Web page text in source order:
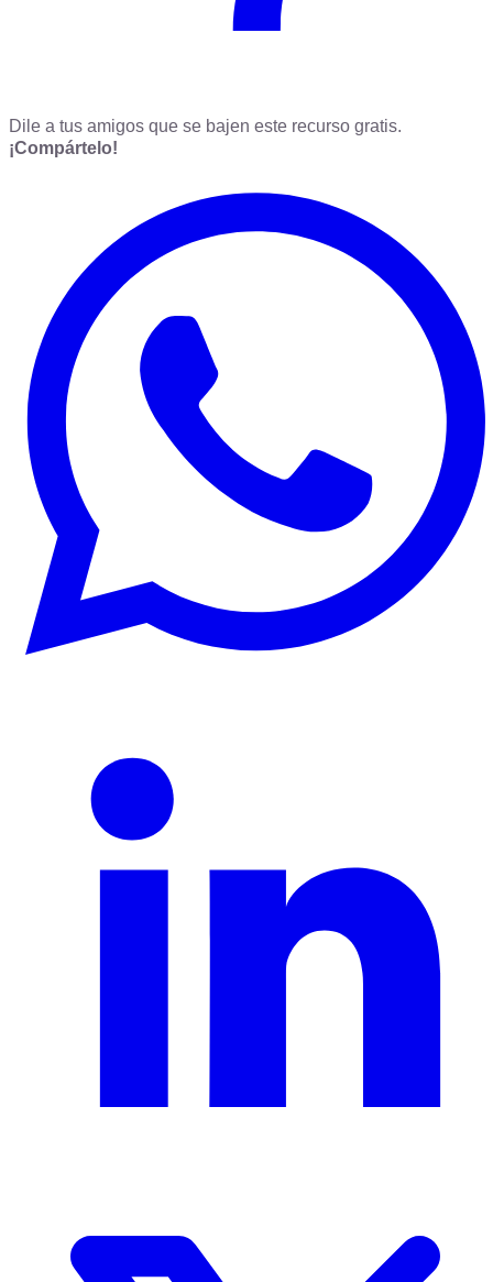
Dile a tus amigos que se bajen este recurso gratis.
¡Compártelo!